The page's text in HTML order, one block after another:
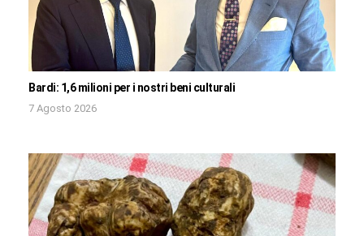
Bardi: 1,6 milioni per i nostri beni culturali
7 Agosto 2026